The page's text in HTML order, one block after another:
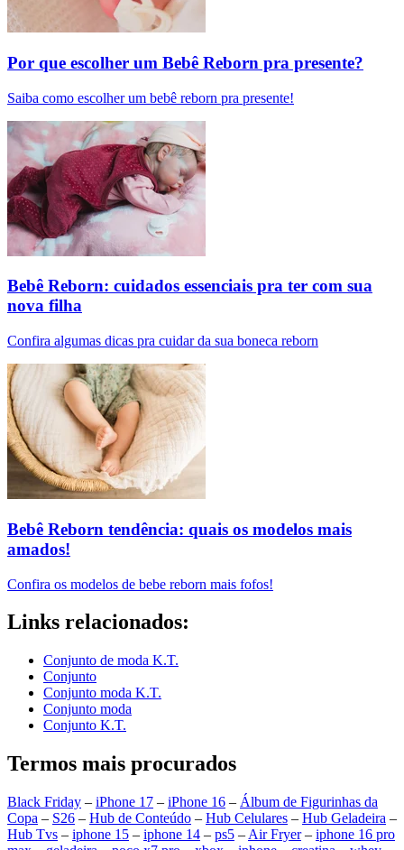
Por que escolher um Bebê Reborn pra presente?
Saiba como escolher um bebê reborn pra presente!
Bebê Reborn: cuidados essenciais pra ter com sua
nova filha
Confira algumas dicas pra cuidar da sua boneca reborn
Bebê Reborn tendência: quais os modelos mais
amados!
Confira os modelos de bebe reborn mais fofos!
Links relacionados:
Conjunto de moda K.T.
Conjunto
Conjunto moda K.T.
Conjunto moda
Conjunto K.T.
Termos mais procurados
Black Friday – iPhone 17 – iPhone 16 – Álbum de Figurinhas da
Copa – S26 – Hub de Conteúdo – Hub Celulares – Hub Geladeira –
Hub Tvs – iphone 15 – iphone 14 – ps5 – Air Fryer– iphone 16 pro